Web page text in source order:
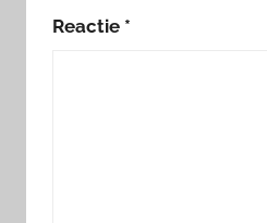
Reactie *